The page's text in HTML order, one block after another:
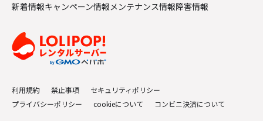
新着情報キャンペーン情報メンテナンス情報障害情報
利用規約 禁止事項
セキュリティポリシー
プライバシーポリシー
cookieについて コンビニ決済について